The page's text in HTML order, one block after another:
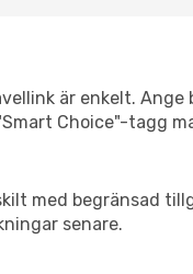
är enkelt. Ange
Choice"-tagg
med begränsad
senare.